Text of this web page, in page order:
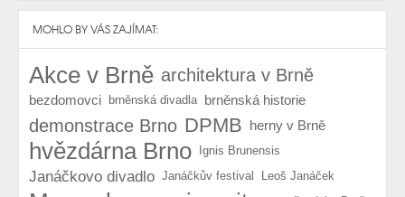
MOHLO BY VÁS ZAJÍMAT:
Akce v Brně architektura v Brně
bezdomovci brněnská divadla brněnská historie
demonstrace Brno DPMB herny v Brně
hvězdárna Brno Ignis Brunensis
Janáčkovo divadlo Janáčkův festival Leoš Janáček